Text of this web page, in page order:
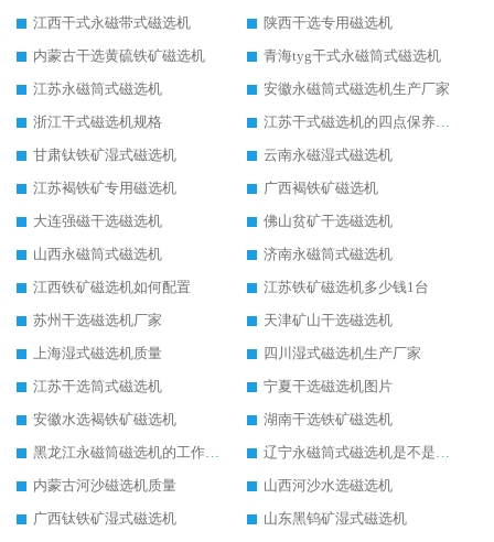
江西干式永磁带式磁选机
陕西干选专用磁选机
内蒙古干选黄硫铁矿磁选机
青海tyg干式永磁筒式磁选机
江苏永磁筒式磁选机
安徽永磁筒式磁选机生产厂家
浙江干式磁选机规格
江苏干式磁选机的四点保养秘籍
甘肃钛铁矿湿式磁选机
云南永磁湿式磁选机
江苏褐铁矿专用磁选机
广西褐铁矿磁选机
大连强磁干选磁选机
佛山贫矿干选磁选机
山西永磁筒式磁选机
济南永磁筒式磁选机
江西铁矿磁选机如何配置
江苏铁矿磁选机多少钱1台
苏州干选磁选机厂家
天津矿山干选磁选机
上海湿式磁选机质量
四川湿式磁选机生产厂家
江苏干选筒式磁选机
宁夏干选磁选机图片
安徽水选褐铁矿磁选机
湖南干选铁矿磁选机
黑龙江永磁筒磁选机的工作原理
辽宁永磁筒式磁选机是不是强磁
内蒙古河沙磁选机质量
山西河沙水选磁选机
广西钛铁矿湿式磁选机
山东黑钨矿湿式磁选机